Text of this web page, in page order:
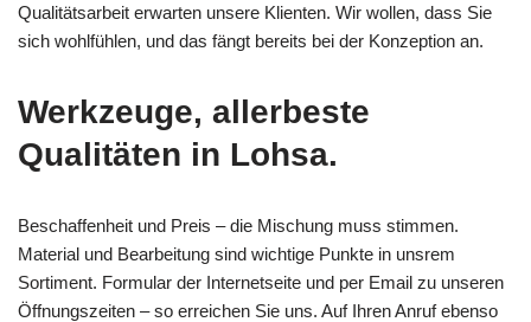
Qualitätsarbeit erwarten unsere Klienten. Wir wollen, dass Sie
sich wohlfühlen, und das fängt bereits bei der Konzeption an.
Werkzeuge, allerbeste
Qualitäten in Lohsa.
Beschaffenheit und Preis – die Mischung muss stimmen.
Material und Bearbeitung sind wichtige Punkte in unsrem
Sortiment. Formular der Internetseite und per Email zu unseren
Öffnungszeiten – so erreichen Sie uns. Auf Ihren Anruf ebenso